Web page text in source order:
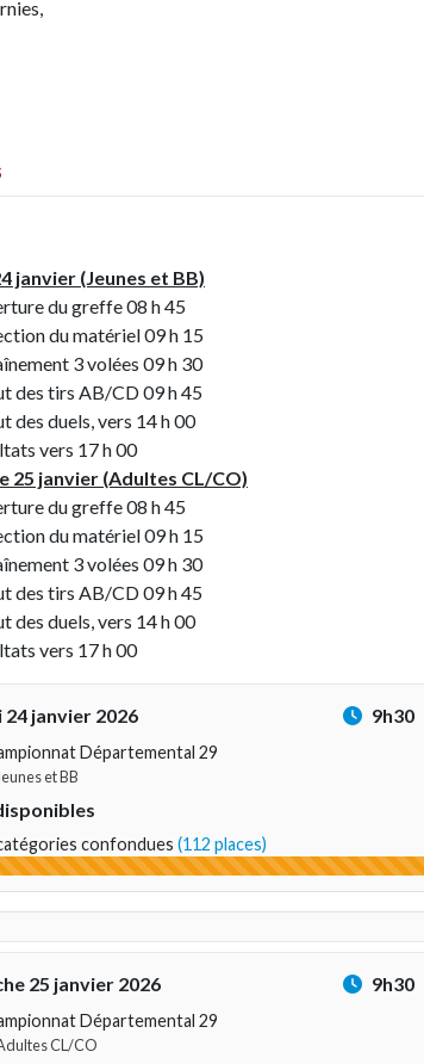
janvier (Jeunes et BB)
du greffe 08 h 45
du matériel 09 h 15
3 volées 09 h 30
des tirs AB/CD 09 h 45
des duels, vers 14 h 00
vers 17 h 00
25 janvier (Adultes CL/CO)
du greffe 08 h 45
du matériel 09 h 15
3 volées 09 h 30
des tirs AB/CD 09 h 45
des duels, vers 14 h 00
vers 17 h 00
24 janvier 2026
Départemental 29
et BB
9h30
confondues (112 places)
25 janvier 2026
Départemental 29
CL/CO
9h30